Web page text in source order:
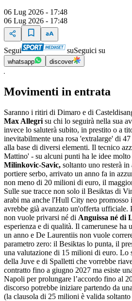
06 Lug 2026 - 17:48
06 Lug 2026 - 17:48
Segui suSeguici su
whatsapp discover
Movimenti in entrata
Saranno i ritiri di Dimaro e di
Max Allegri su chi lo seguirà nella sua
invece lo saluterà subito, in prestito o a
inevitabilmente una rosa 'extralarge' di
alla base di diversi elementi. Il tecnico
Mattino' - su alcuni punti ha le idee molto
Milinkovic-Savic, soltanto uno resterà
portiere serbo, arrivato un anno fa in
non meno di 20 milioni di euro, il
Sulle sue tracce non solo il Besiktas di
arabi ma anche l'Hull City neo promosso
avrebbe già avanzato un'offerta ufficiale.
non vuole privarsi né di Anguissa né di
esperienza e di qualità. Il camerunese ha
un anno e De Laurentiis non vuole
parametro zero: il Besiktas lo punta, il
una valutazione di 15 milioni di euro. Lo
della Juve e di Spalletti che vorrebbe
contratto fino a giugno 2027 ma esi­ste
Napoli per pro­lun­gare l’accordo fino al
discorso potrebbe iniziare partendo da
(la clausola di 25 milioni è valida soltanto